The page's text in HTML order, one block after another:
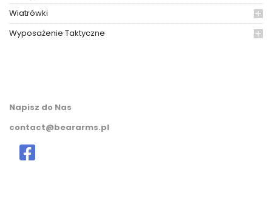
Wiatrówki
Wyposażenie Taktyczne
Napisz do Nas
contact@beararms.pl